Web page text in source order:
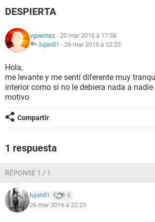
NUTRICIÓN
BIENESTAR
SEXUALIDAD
GLOSARIO
DESPIERTA
vguemez - 20 mar 2016 à 17:58
lujan01 - 26 mar 2016 à 22:23
Hola,
me levante y me sentí diferente muy
interior como si no le debiera nada a
motivo
Compartir
1 respuesta
RÉPONSE 1 / 1
lujan01 6
26 mar 2016 à 22:23